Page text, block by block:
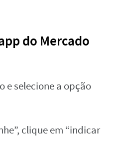
do Mercado
e selecione a opção
clique em “indicar